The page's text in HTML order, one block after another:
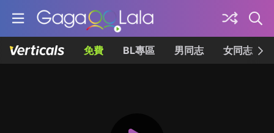
免費 BL專區 男同志 女同志